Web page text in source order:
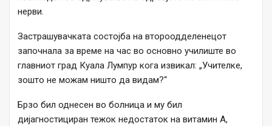
нерви.
Застрашувачката состојба на второодделенецот
започнала за време на час во основно училиште во
главниот град Куала Лумпур кога извикал: „Учителке,
зошто не можам ништо да видам?“
Брзо бил однесен во болница и му бил
дијагностициран тежок недостаток на витамин А,